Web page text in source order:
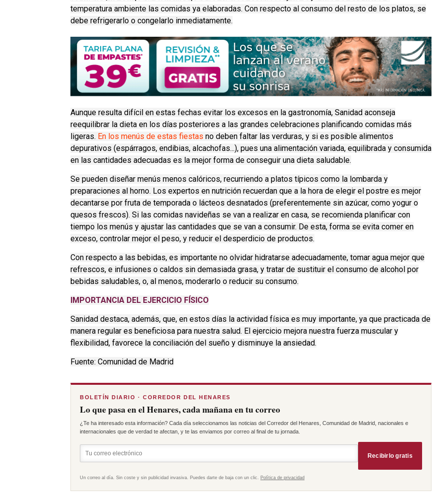
temperatura ambiente las comidas ya elaboradas. Con respecto al consumo del resto de los platos, se
debe refrigerarlo o congelarlo inmediatamente.
Aunque resulta difícil en estas fechas evitar los excesos en la gastronomía, Sanidad aconseja
reequilibrar la dieta en los días posteriores a las grandes celebraciones planificando comidas más
ligeras. En los menús de estas fiestas no deben faltar las verduras, y si es posible alimentos
depurativos (espárragos, endibias, alcachofas...), pues una alimentación variada, equilibrada y consumida
en las cantidades adecuadas es la mejor forma de conseguir una dieta saludable.
Se pueden diseñar menús menos calóricos, recurriendo a platos típicos como la lombarda y
preparaciones al horno. Los expertos en nutrición recuerdan que a la hora de elegir el postre es mejor
decantarse por fruta de temporada o lácteos desnatados (preferentemente sin azúcar, como yogur o
quesos frescos). Si las comidas navideñas se van a realizar en casa, se recomienda planificar con
tiempo los menús y ajustar las cantidades que se van a consumir. De esta, forma se evita comer en
exceso, controlar mejor el peso, y reducir el desperdicio de productos.
Con respecto a las bebidas, es importante no olvidar hidratarse adecuadamente, tomar agua mejor que
refrescos, e infusiones o caldos sin demasiada grasa, y tratar de sustituir el consumo de alcohol por
bebidas saludables, o, al menos, moderarlo o reducir su consumo.
IMPORTANCIA DEL EJERCICIO FÍSICO
Sanidad destaca, además, que, en estos días la actividad física es muy importante, ya que practicada de
manera regular es beneficiosa para nuestra salud. El ejercicio mejora nuestra fuerza muscular y
flexibilidad, favorece la conciliación del sueño y disminuye la ansiedad.
Fuente: Comunidad de Madrid
BOLETÍN DIARIO · CORREDOR DEL HENARES
Lo que pasa en el Henares, cada mañana en tu correo
¿Te ha interesado esta información? Cada día seleccionamos las noticias del Corredor del Henares, Comunidad de Madrid, nacionales e
internacionales que de verdad te afectan, y te las enviamos por correo al final de tu jornada.
Recibirlo gratis
Un correo al día. Sin coste y sin publicidad invasiva. Puedes darte de baja con un clic. Política de privacidad